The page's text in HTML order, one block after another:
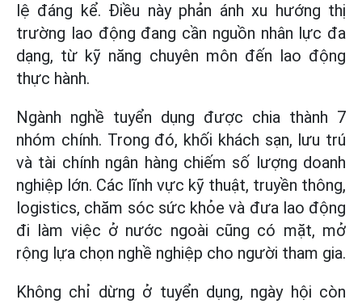
lệ đáng kể. Điều này phản ánh xu hướng thị
trường lao động đang cần nguồn nhân lực đa
dạng, từ kỹ năng chuyên môn đến lao động
thực hành.
Ngành nghề tuyển dụng được chia thành 7
nhóm chính. Trong đó, khối khách sạn, lưu trú
và tài chính ngân hàng chiếm số lượng doanh
nghiệp lớn. Các lĩnh vực kỹ thuật, truyền thông,
logistics, chăm sóc sức khỏe và đưa lao động
đi làm việc ở nước ngoài cũng có mặt, mở
rộng lựa chọn nghề nghiệp cho người tham gia.
Không chỉ dừng ở tuyển dụng, ngày hội còn